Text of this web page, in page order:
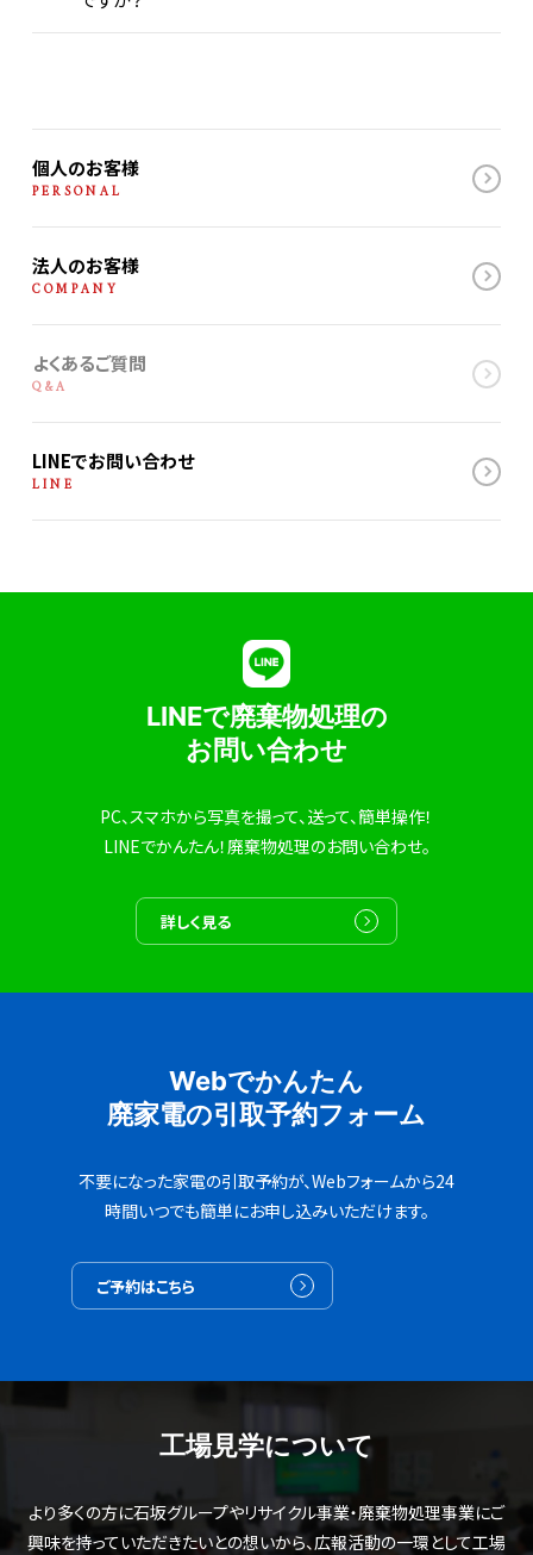
ださい。
8:30-17:00です。
個人のお客様
PERSONAL
法人のお客様
COMPANY
よくあるご質問
Q&A
LINEでお問い合わせ
LINE
LINEで廃棄物処理の
お問い合わせ
PC、スマホから写真を撮って、送って、簡単操作！
LINEでかんたん！廃棄物処理のお問い合わせ。
詳しく見る
Webでかんたん
廃家電の引取予約フォーム
不要になった家電の引取予約が、Webフォームから24
時間いつでも簡単にお申し込みいただけます。
ご予約はこちら
工場見学について
より多くの方に石坂グループやリサイクル事業・廃棄物処理事業にご
興味を持っていただきたいとの想いから、広報活動の一環として工場